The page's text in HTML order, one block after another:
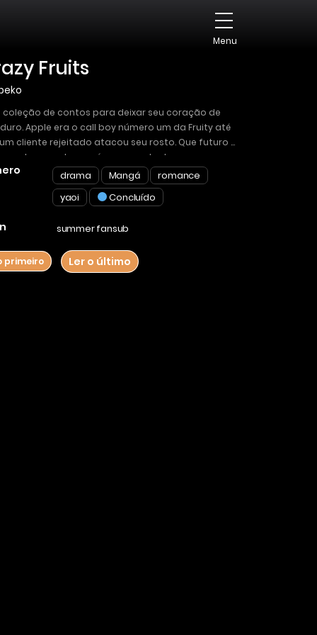
Menu
Fruits
coleção de contos para deixar seu coração de
Apple era o call boy número um da Fruity até
cliente rejeitado atacou seu rosto. Que futuro a
pode encontrar após sua queda da
agora que ele é um “Crazy Fruit”? Crazy
também contém “Crazy Fruits: Spin-off” (Call-boy
x anfitrião) e “The House Where You Live”
drama Mangá
romance
yaoi
Concluído
summer fansub
primeiro Ler o último